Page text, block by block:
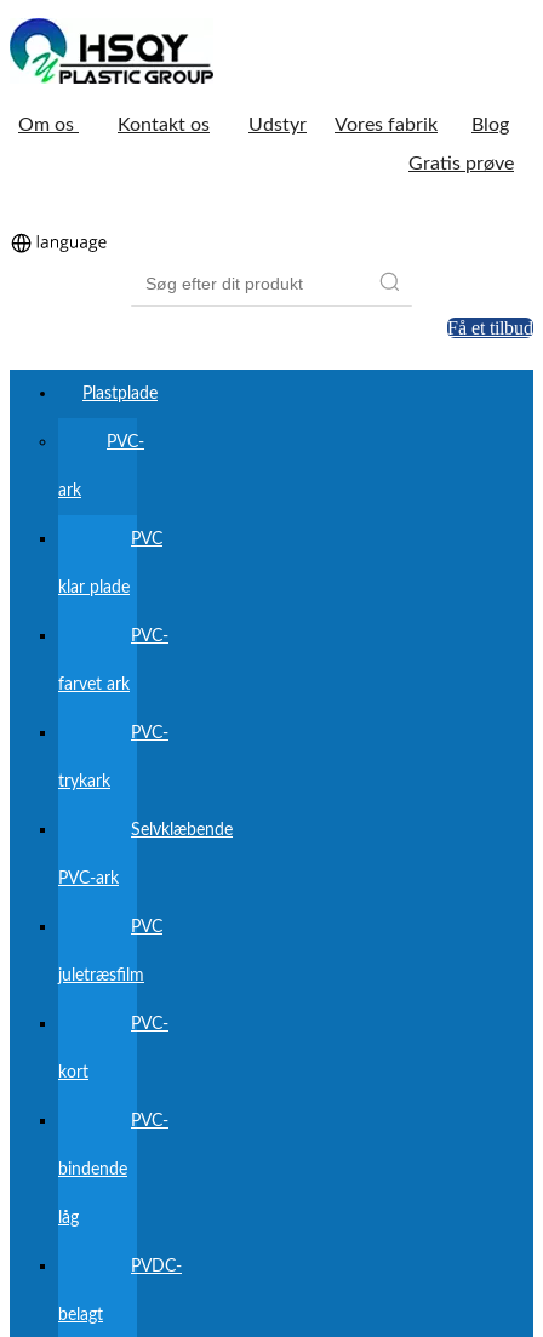
Om os Kontakt os Udstyr Vores fabrik
Blog
Gratis prøve
Få et tilbud
Plastplade
PVC-
ark
PVC
klar plade
PVC-
farvet ark
PVC-
trykark
Selvklæbende
PVC-ark
PVC
juletræsfilm
PVC-
kort
PVC-
bindende
låg
PVDC-
belagt